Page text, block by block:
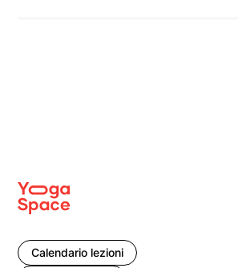
Calendario lezioni